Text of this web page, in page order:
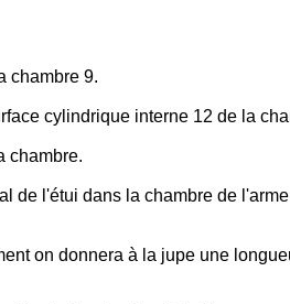
chambre 9.
cylindrique interne 12 de la
chambre.
de l'étui dans la chambre de
on donnera à la jupe une